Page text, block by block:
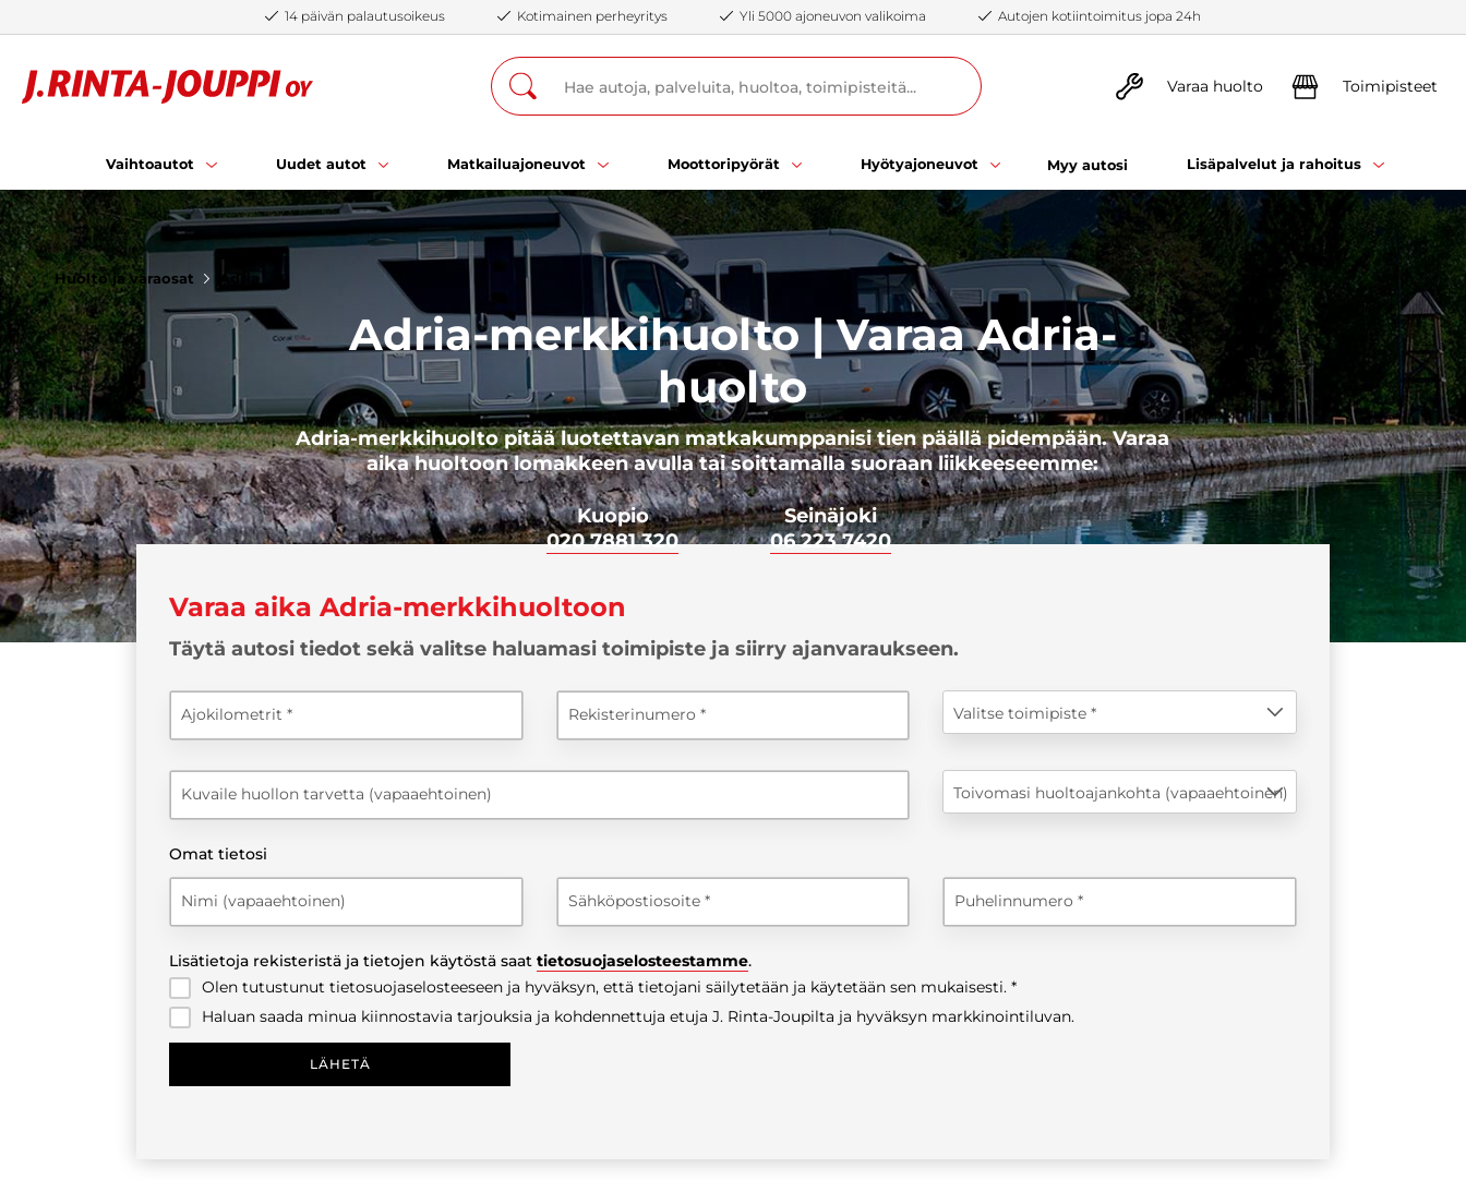
14 päivän palautusoikeus Kotimainen perheyritys Yli 5000 ajoneuvon valikoima Autojen kotiintoimitus jopa 24h
Varaa huolto Toimipisteet
Vaihtoautot Uudet autot Matkailuajoneuvot Moottoripyörät Hyötyajoneuvot Myy autosi Lisäpalvelut ja rahoitus
Huolto ja varaosat Adria
Adria-merkkihuolto | Varaa Adria-
huolto
Adria-merkkihuolto pitää luotettavan matkakumppanisi tien päällä pidempään. Varaa
aika huoltoon lomakkeen avulla tai soittamalla suoraan liikkeeseemme:
Kuopio
020 7881 320
Seinäjoki
06 223 7420
Varaa aika Adria-merkkihuoltoon
Täytä autosi tiedot sekä valitse haluamasi toimipiste ja siirry ajanvaraukseen.
Ajokilometrit Rekisterinumero Valitse toimipiste
Kuvaile huollon tarvetta (vapaaehtoinen) Toivomasi huoltoajankohta (vapaaehtoinen)
Omat tietosi
Nimi (vapaaehtoinen) Sähköpostiosoite Puhelinnumero
Lisätietoja rekisteristä ja tietojen käytöstä saat tietosuojaselosteestamme.
Olen tutustunut tietosuojaselosteeseen ja hyväksyn, että tietojani säilytetään ja käytetään sen mukaisesti.
Haluan saada minua kiinnostavia tarjouksia ja kohdennettuja etuja J. Rinta-Joupilta ja hyväksyn markkinointiluvan.
LÄHETÄ